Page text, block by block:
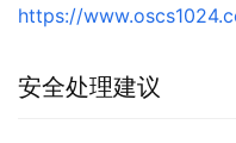
https://
安全处理建议